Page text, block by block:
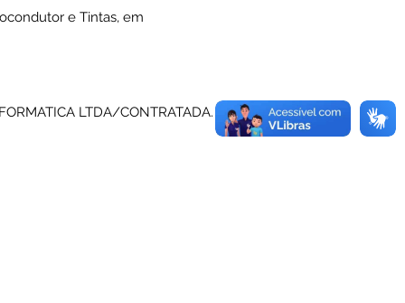
e Tintas, em
LTDA/CONTRATADA.